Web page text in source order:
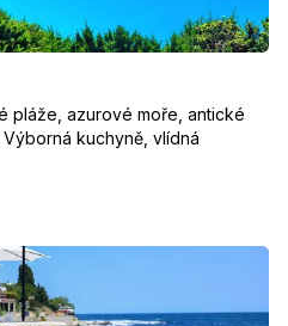
pláže, azurové moře, antické
kuchyně, vlídná